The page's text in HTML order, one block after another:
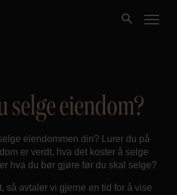
selge eiendom?
eiendommen din? Lurer du på
er verdt, hva det koster å selge
hva du bør gjøre før du skal selge?
så avtaler vi gjerne en tid for å vise